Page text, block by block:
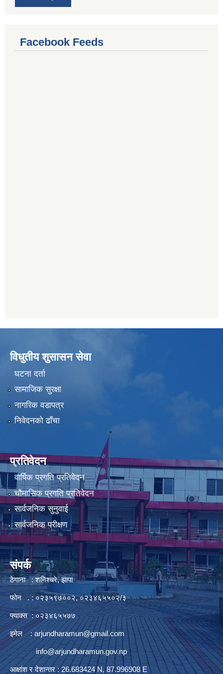
Facebook Feeds
विधुतीय शुसासन सेवा
घटना दर्ता
सामाजिक सुरक्षा
नागरिक वडापत्र
निवेदनको ढाँचा
प्रतिवेदन
वार्षिक प्रगति प्रतिवेदन
चौमासिक प्रगति प्रतिवेदन
सार्वजनिक सुनुवाई
सार्वजनिक परीक्षण
संपर्क
ठेगाना : शनिश्चरे, झापा
फोन . : ०२३५९७००२, ०२३४६५५०२/३
फ्याक्स : ०२३४६५५७७
इमेल :arjundharamun@gmail.com
info@arjundharamun.gov.np
आक्षांश र देशान्तर : 26.683424 N, 87.996908 E